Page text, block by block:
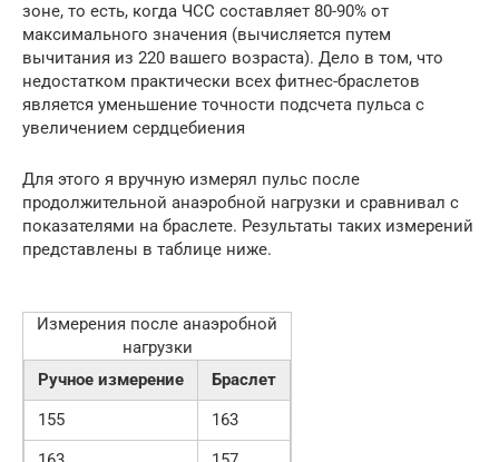
зоне, то есть, когда ЧСС составляет 80-90% от
максимального значения (вычисляется путем
вычитания из 220 вашего возраста). Дело в том, что
недостатком практически всех фитнес-браслетов
является уменьшение точности подсчета пульса с
увеличением сердцебиения
Для этого я вручную измерял пульс после
продолжительной анаэробной нагрузки и сравнивал с
показателями на браслете. Результаты таких измерений
представлены в таблице ниже.
Измерения после анаэробной
нагрузки
Ручное измерение
Браслет
155
163